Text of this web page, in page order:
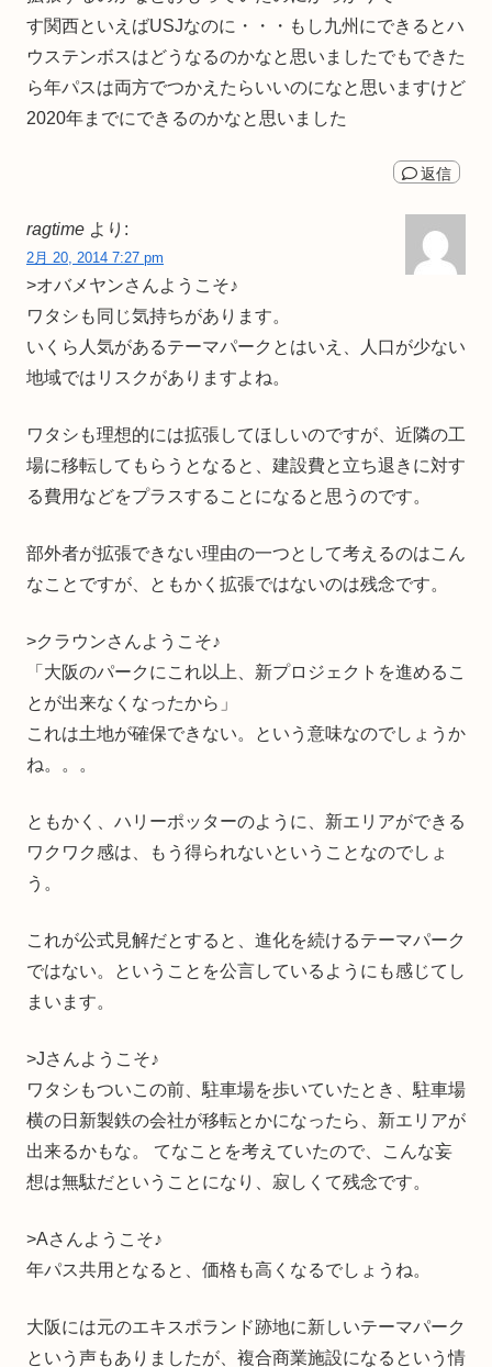
す関西といえばUSJなのに・・・もし九州にできるとハ
ウステンボスはどうなるのかなと思いましたでもできた
ら年パスは両方でつかえたらいいのになと思いますけど
2020年までにできるのかなと思いました
返信
ragtime より:
2月 20, 2014 7:27 pm
>オバメヤンさんようこそ♪
ワタシも同じ気持ちがあります。
いくら人気があるテーマパークとはいえ、人口が少ない
地域ではリスクがありますよね。
ワタシも理想的には拡張してほしいのですが、近隣の工
場に移転してもらうとなると、建設費と立ち退きに対す
る費用などをプラスすることになると思うのです。
部外者が拡張できない理由の一つとして考えるのはこん
なことですが、ともかく拡張ではないのは残念です。
>クラウンさんようこそ♪
「大阪のパークにこれ以上、新プロジェクトを進めるこ
とが出来なくなったから」
これは土地が確保できない。という意味なのでしょうか
ね。。。
ともかく、ハリーポッターのように、新エリアができる
ワクワク感は、もう得られないということなのでしょ
う。
これが公式見解だとすると、進化を続けるテーマパーク
ではない。ということを公言しているようにも感じてし
まいます。
>Jさんようこそ♪
ワタシもついこの前、駐車場を歩いていたとき、駐車場
横の日新製鉄の会社が移転とかになったら、新エリアが
出来るかもな。 てなことを考えていたので、こんな妄
想は無駄だということになり、寂しくて残念です。
>Aさんようこそ♪
年パス共用となると、価格も高くなるでしょうね。
大阪には元のエキスポランド跡地に新しいテーマパーク
という声もありましたが、複合商業施設になるという情